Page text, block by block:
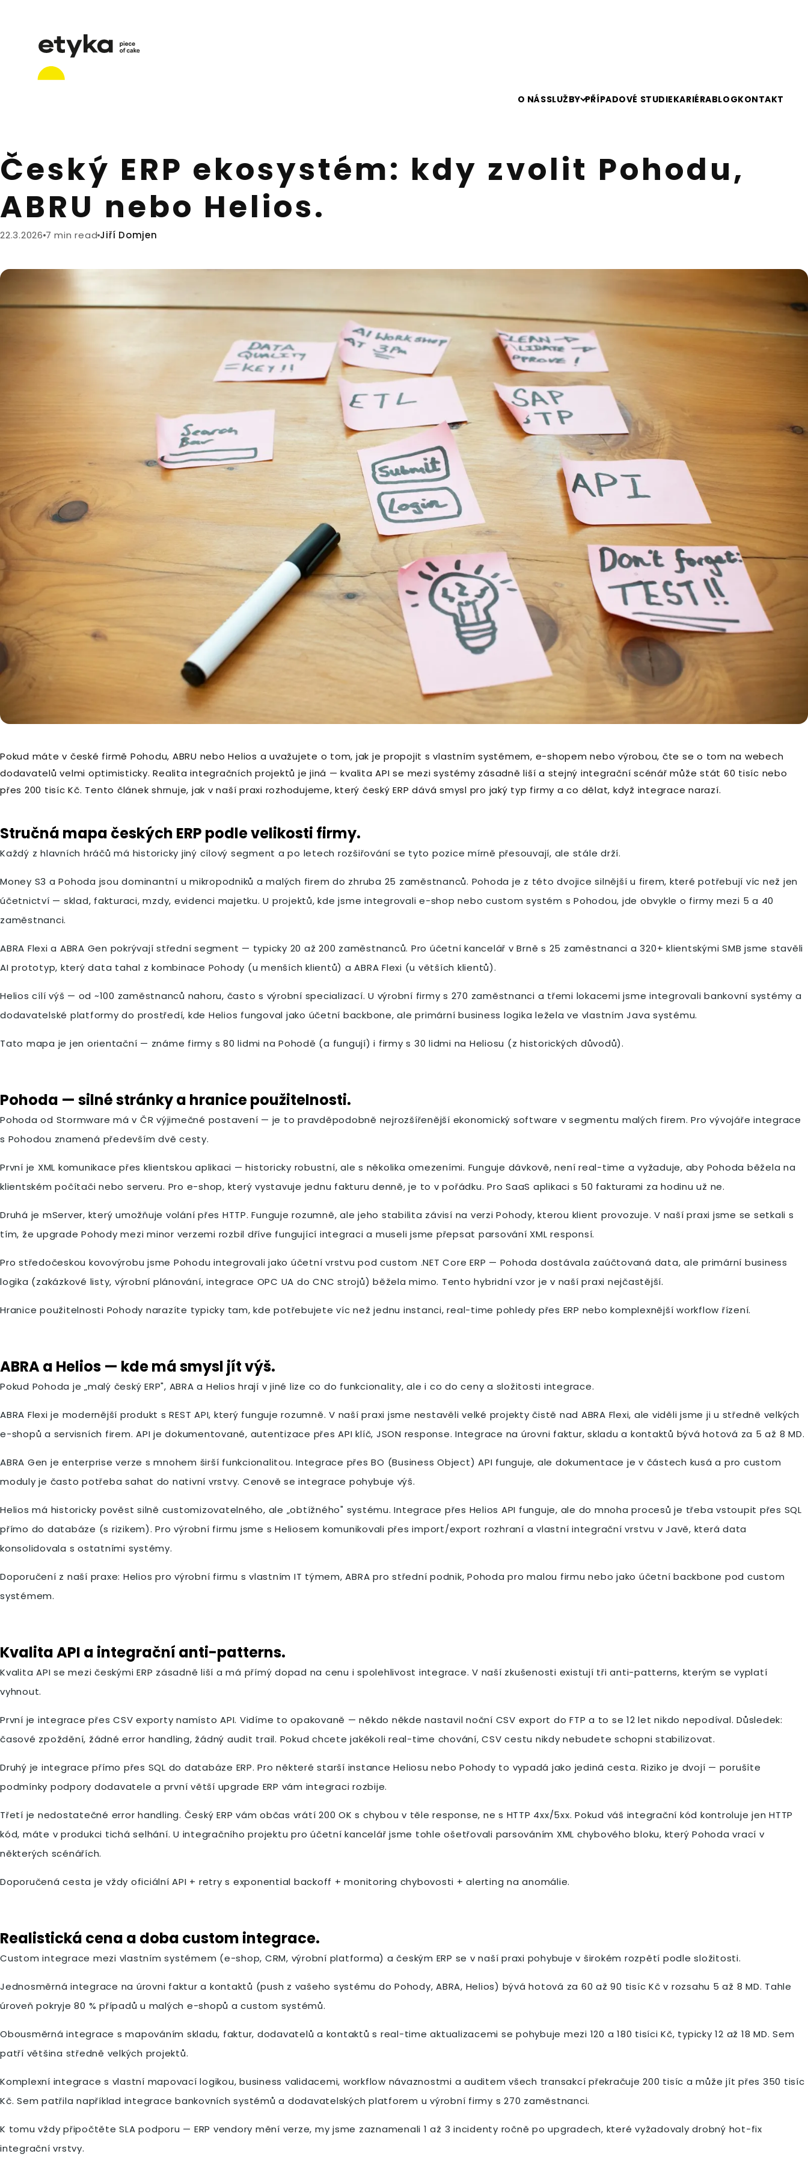
O NÁSSLUŽBY PŘÍPADOVÉ STUDIEKARIÉRABLOGKONTAKT
Český ERP ekosystém: kdy zvolit Pohodu,
ABRU nebo Helios.
22.3.2026 7 min read Jiří Domjen
Pokud máte v české firmě Pohodu, ABRU nebo Helios a uvažujete o tom, jak je propojit s vlastním systémem, e-shopem nebo výrobou, čte se o tom na webech
dodavatelů velmi optimisticky. Realita integračních projektů je jiná — kvalita API se mezi systémy zásadně liší a stejný integrační scénář může stát 60 tisíc nebo
přes 200 tisíc Kč. Tento článek shrnuje, jak v naší praxi rozhodujeme, který český ERP dává smysl pro jaký typ firmy a co dělat, když integrace narazí.
Stručná mapa českých ERP podle velikosti firmy.
Každý z hlavních hráčů má historicky jiný cílový segment a po letech rozšiřování se tyto pozice mírně přesouvají, ale stále drží.
Money S3 a Pohoda jsou dominantní u mikropodniků a malých firem do zhruba 25 zaměstnanců. Pohoda je z této dvojice silnější u firem, které potřebují víc než jen
účetnictví — sklad, fakturaci, mzdy, evidenci majetku. U projektů, kde jsme integrovali e-shop nebo custom systém s Pohodou, jde obvykle o firmy mezi 5 a 40
zaměstnanci.
ABRA Flexi a ABRA Gen pokrývají střední segment — typicky 20 až 200 zaměstnanců. Pro účetní kancelář v Brně s 25 zaměstnanci a 320+ klientskými SMB jsme stavěli
AI prototyp, který data tahal z kombinace Pohody (u menších klientů) a ABRA Flexi (u větších klientů).
Helios cílí výš — od ~100 zaměstnanců nahoru, často s výrobní specializací. U výrobní firmy s 270 zaměstnanci a třemi lokacemi jsme integrovali bankovní systémy a
dodavatelské platformy do prostředí, kde Helios fungoval jako účetní backbone, ale primární business logika ležela ve vlastním Java systému.
Tato mapa je jen orientační — známe firmy s 80 lidmi na Pohodě (a fungují) i firmy s 30 lidmi na Heliosu (z historických důvodů).
Pohoda — silné stránky a hranice použitelnosti.
Pohoda od Stormware má v ČR výjimečné postavení — je to pravděpodobně nejrozšířenější ekonomický software v segmentu malých firem. Pro vývojáře integrace
s Pohodou znamená především dvě cesty.
První je XML komunikace přes klientskou aplikaci — historicky robustní, ale s několika omezeními. Funguje dávkově, není real-time a vyžaduje, aby Pohoda běžela na
klientském počítači nebo serveru. Pro e-shop, který vystavuje jednu fakturu denně, je to v pořádku. Pro SaaS aplikaci s 50 fakturami za hodinu už ne.
Druhá je mServer, který umožňuje volání přes HTTP. Funguje rozumně, ale jeho stabilita závisí na verzi Pohody, kterou klient provozuje. V naší praxi jsme se setkali s
tím, že upgrade Pohody mezi minor verzemi rozbil dříve fungující integraci a museli jsme přepsat parsování XML responsí.
Pro středočeskou kovovýrobu jsme Pohodu integrovali jako účetní vrstvu pod custom .NET Core ERP — Pohoda dostávala zaúčtovaná data, ale primární business
logika (zakázkové listy, výrobní plánování, integrace OPC UA do CNC strojů) běžela mimo. Tento hybridní vzor je v naší praxi nejčastější.
Hranice použitelnosti Pohody narazíte typicky tam, kde potřebujete víc než jednu instanci, real-time pohledy přes ERP nebo komplexnější workflow řízení.
ABRA a Helios — kde má smysl jít výš.
Pokud Pohoda je „malý český ERP", ABRA a Helios hrají v jiné lize co do funkcionality, ale i co do ceny a složitosti integrace.
ABRA Flexi je modernější produkt s REST API, který funguje rozumně. V naší praxi jsme nestavěli velké projekty čistě nad ABRA Flexi, ale viděli jsme ji u středně velkých
e-shopů a servisních firem. API je dokumentované, autentizace přes API klíč, JSON response. Integrace na úrovni faktur, skladu a kontaktů bývá hotová za 5 až 8 MD.
ABRA Gen je enterprise verze s mnohem širší funkcionalitou. Integrace přes BO (Business Object) API funguje, ale dokumentace je v částech kusá a pro custom
moduly je často potřeba sahat do nativní vrstvy. Cenově se integrace pohybuje výš.
Helios má historicky pověst silně customizovatelného, ale „obtížného" systému. Integrace přes Helios API funguje, ale do mnoha procesů je třeba vstoupit přes SQL
přímo do databáze (s rizikem). Pro výrobní firmu jsme s Heliosem komunikovali přes import/export rozhraní a vlastní integrační vrstvu v Javě, která data
konsolidovala s ostatními systémy.
Doporučení z naší praxe: Helios pro výrobní firmu s vlastním IT týmem, ABRA pro střední podnik, Pohoda pro malou firmu nebo jako účetní backbone pod custom
systémem.
Kvalita API a integrační anti-patterns.
Kvalita API se mezi českými ERP zásadně liší a má přímý dopad na cenu i spolehlivost integrace. V naší zkušenosti existují tři anti-patterns, kterým se vyplatí
vyhnout.
První je integrace přes CSV exporty namísto API. Vidíme to opakovaně — někdo někde nastavil noční CSV export do FTP a to se 12 let nikdo nepodíval. Důsledek:
časové zpoždění, žádné error handling, žádný audit trail. Pokud chcete jakékoli real-time chování, CSV cestu nikdy nebudete schopni stabilizovat.
Druhý je integrace přímo přes SQL do databáze ERP. Pro některé starší instance Heliosu nebo Pohody to vypadá jako jediná cesta. Riziko je dvojí — porušíte
podmínky podpory dodavatele a první větší upgrade ERP vám integraci rozbije.
Třetí je nedostatečné error handling. Český ERP vám občas vrátí 200 OK s chybou v těle response, ne s HTTP 4xx/5xx. Pokud váš integrační kód kontroluje jen HTTP
kód, máte v produkci tichá selhání. U integračního projektu pro účetní kancelář jsme tohle ošetřovali parsováním XML chybového bloku, který Pohoda vrací v
některých scénářích.
Doporučená cesta je vždy oficiální API + retry s exponential backoff + monitoring chybovosti + alerting na anomálie.
Realistická cena a doba custom integrace.
Custom integrace mezi vlastním systémem (e-shop, CRM, výrobní platforma) a českým ERP se v naší praxi pohybuje v širokém rozpětí podle složitosti.
Jednosměrná integrace na úrovni faktur a kontaktů (push z vašeho systému do Pohody, ABRA, Helios) bývá hotová za 60 až 90 tisíc Kč v rozsahu 5 až 8 MD. Tahle
úroveň pokryje 80 % případů u malých e-shopů a custom systémů.
Obousměrná integrace s mapováním skladu, faktur, dodavatelů a kontaktů s real-time aktualizacemi se pohybuje mezi 120 a 180 tisíci Kč, typicky 12 až 18 MD. Sem
patří většina středně velkých projektů.
Komplexní integrace s vlastní mapovací logikou, business validacemi, workflow návaznostmi a auditem všech transakcí překračuje 200 tisíc a může jít přes 350 tisíc
Kč. Sem patřila například integrace bankovních systémů a dodavatelských platforem u výrobní firmy s 270 zaměstnanci.
K tomu vždy připočtěte SLA podporu — ERP vendory mění verze, my jsme zaznamenali 1 až 3 incidenty ročně po upgradech, které vyžadovaly drobný hot-fix
integrační vrstvy.